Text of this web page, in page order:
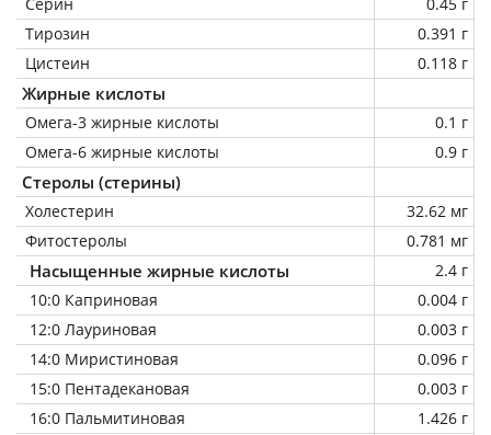
Тирозин
0.391 г
Цистеин
0.118 г
Жирные кислоты
Омега-3 жирные кислоты
0.1 г
Омега-6 жирные кислоты
0.9 г
Стеролы (стерины)
Холестерин
32.62 мг
Фитостеролы
0.781 мг
Насыщенные жирные кислоты
2.4 г
10:0 Каприновая
0.004 г
12:0 Лауриновая
0.003 г
14:0 Миристиновая
0.096 г
15:0 Пентадекановая
0.003 г
16:0 Пальмитиновая
1.426 г